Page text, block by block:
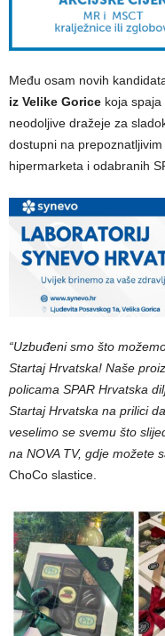
Među osam novih
iz Velike Gorice koja
neodoljive dražeje za
dostupni na
hipermarketa i odabranih
“Uzbuđeni smo što
Startaj Hrvatska! Naše
policama SPAR Hrvatska
Startaj Hrvatska na prilici
veselimo se svemu što
na NOVA TV, gdje možete
ChoCo slastice.